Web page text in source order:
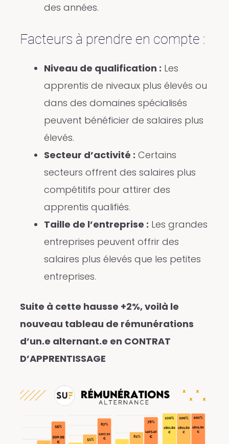
des années.
Facteurs à prendre en compte :
Niveau de qualification : Les
apprentis de niveaux plus élevés ou
dans des domaines spécialisés
peuvent bénéficier de salaires plus
élevés.
Secteur d’activité : Certains
secteurs offrent des salaires plus
compétitifs pour attirer des
apprentis qualifiés.
Taille de l’entreprise : Les grandes
entreprises peuvent offrir des
salaires plus élevés que les petites
entreprises.
Suite à cette hausse +2%, voilà le
nouveau tableau de rémunérations
d’un.e alternant.e en CONTRAT
D’APPRENTISSAGE